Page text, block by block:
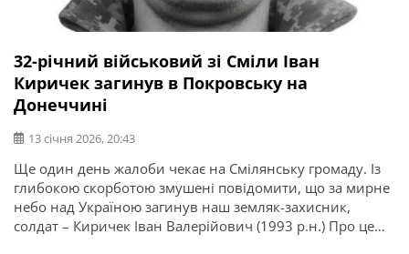
32-річний військовий зі Сміли Іван
Киричек загинув в Покровську на
Донеччині
13 січня 2026, 20:43
Ще один день жалоби чекає на Смілянську громаду. Із
глибокою скорботою змушені повідомити, що за мирне
небо над Україною загинув наш земляк-захисник,
солдат – Киричек Іван Валерійович (1993 р.н.) Про це